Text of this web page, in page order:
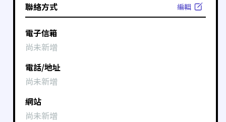
聯絡方式 編輯
電子信箱
尚未新增
電話/地址
尚未新增
網站
尚未新增